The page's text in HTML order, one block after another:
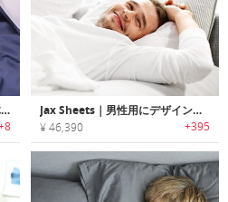
Vesta｜オールシーズン使える体温調節機能に優れたシルクフィリング掛布団「ヴェスタ」 Jax Sheets｜男性用にデザインされたに吸水性・通気性に優れたメンズベッドシーツ「ジャックスシーツ」
¥ 46,390 +395